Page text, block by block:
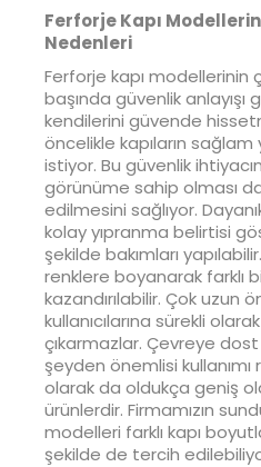
Ferforje Kapı
Nedenleri
Ferforje kapı modellerinin
başında güvenlik
kendilerini güvende
öncelikle kapıların sağlam
istiyor. Bu güvenlik
görünüme sahip olması
edilmesini sağlıyor.
kolay yıpranma belirtisi
şekilde bakımları
renklere boyanarak farklı
kazandırılabilir. Çok uzun
kullanıcılarına sürekli
çıkarmazlar. Çevreye
şeyden önemlisi kullanımı
olarak da oldukça geniş
ürünlerdir. Firmamızın
modelleri farklı kapı
şekilde de tercih